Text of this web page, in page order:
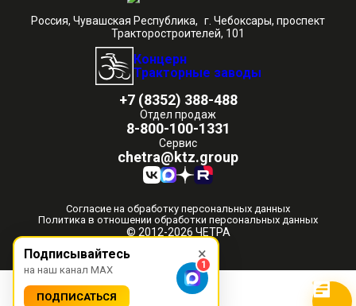
Россия, Чувашская Республика, г. Чебоксары, проспект
Тракторостроителей, 101
Концерн
Тракторные заводы
+7 (8352) 388-488
Отдел продаж
8-800-100-1331
Сервис
chetra@ktz.group
© 2012-2026 ЧЕТРА
Согласие на обработку персональных данных
Политика в отношении обработки персональных данных
×
Подписывайтесь
на наш канал MAX
ПОДПИСАТЬСЯ
1